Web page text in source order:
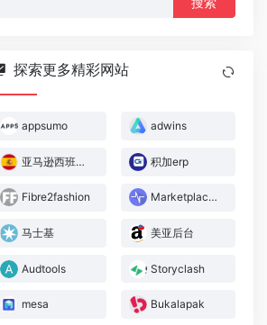
探索更多精彩网站
appsumo adwins
亚马逊西班牙站 积加erp
Fibre2fashion Marketplace Pulse
马士基 美亚后台
Audtools Storyclash
mesa Bukalapak